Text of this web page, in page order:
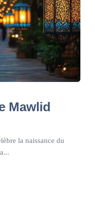
Mawlid
la naissance du